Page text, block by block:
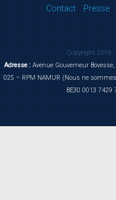
Contact Presse
Copyright 2016
Adresse :Avenue Gouverneur
025 – RPM NAMUR (Nous ne
BE30 0013 7429